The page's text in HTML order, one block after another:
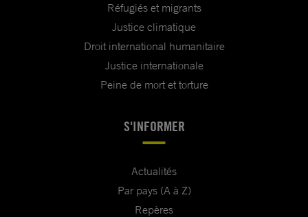
Réfugiés et migrants
Justice climatique
Droit international humanitaire
Justice internationale
Peine de mort et torture
S'INFORMER
Actualités
Par pays (A à Z)
Repères